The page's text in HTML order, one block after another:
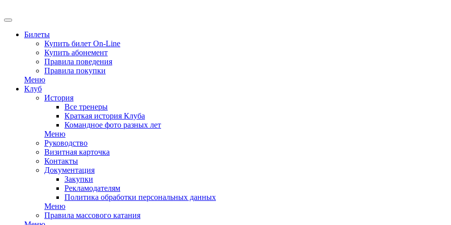
Билеты
Купить билет On-Line
Купить абонемент
Правила поведения
Правила покупки
Меню
Клуб
История
Все тренеры
Краткая история Клуба
Командное фото разных лет
Меню
Руководство
Визитная карточка
Контакты
Документация
Закупки
Рекламодателям
Политика обработки персональных данных
Меню
Правила массового катания